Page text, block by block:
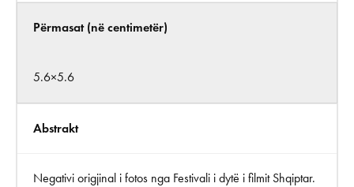
Përmasat (në centimetër)
5.6×5.6
Abstrakt
Negativi origjinal i fotos nga Festivali i dytë i filmit Shqiptar.